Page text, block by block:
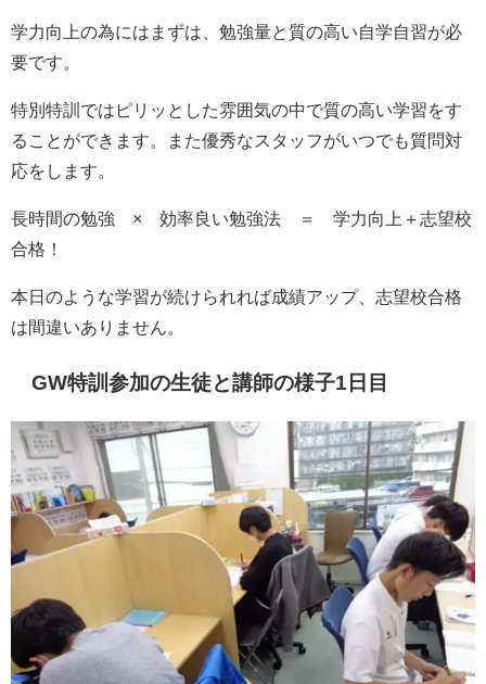
学力向上の為にはまずは、勉強量と質の高い自学自習が必
要です。
特別特訓ではピリッとした雰囲気の中で質の高い学習をす
ることができます。また優秀なスタッフがいつでも質問対
応をします。
長時間の勉強 × 効率良い勉強法 ＝ 学力向上＋志望校
合格！
本日のような学習が続けられれば成績アップ、志望校合格
は間違いありません。
GW特訓参加の生徒と講師の様子1日目